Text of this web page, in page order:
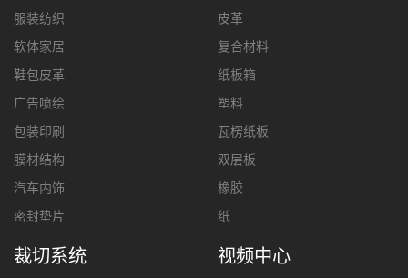
服装纺织
软体家居
鞋包皮革
广告喷绘
包装印刷
膜材结构
汽车内饰
密封垫片
皮革
复合材料
纸板箱
塑料
瓦楞纸板
双层板
橡胶
纸
裁切系统 视频中心